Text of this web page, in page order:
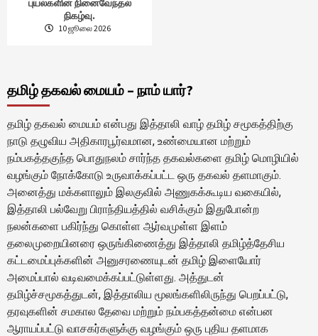
புயல்களின் நினைவேந்தல்
நிகழ்வு.
10 ஜூலை 2026
தமிழ் தகவல் மையம் – நாம் யார்?
தமிழ் தகவல் மையம் என்பது இத்தாலி வாழ் தமிழ் சமூகத்திற்கு
நாடு தழுவிய அதிகாரபூர்வமான, உண்மையான மற்றும்
நம்பகத்தகுந்த பொதுநலம் சார்ந்த தகவல்களை தமிழ் மொழியில்
வழங்கும் நோக்கோடு உருவாக்கப்பட்ட ஒரு தகவல் தளமாகும்.
அனைத்து மக்களாலும் இலகுவில் அணுகக்கூடிய வகையில்,
இத்தாலி பல்வேறு பிராந்தியத்தில் வசிக்கும் இதுபோன்ற
நலன்களை பகிர்ந்து கொள்ள ஆர்வமுள்ள இளம்
தலைமுறையினரை ஒருங்கிணைத்து இத்தாலி தமிழ்த்தேசிய
கட்டமைப்புக்களின் அனுசரணையுடன் தமிழ் இளையோர்
அமைப்பால் வடிவமைக்கப்பட்டுள்ளது. அத்துடன்
தமிழ்ச்சமூகத்துடன், இத்தாலிய மூலங்களிலிருந்து பெறப்பட்டு,
தரவுகளின் சமகால தேவை மற்றும் நம்பகத்தன்மை என்பன
ஆராயப்பட்டு வாசகர்களுக்கு வழங்கும் ஒரு புதிய தளமாக